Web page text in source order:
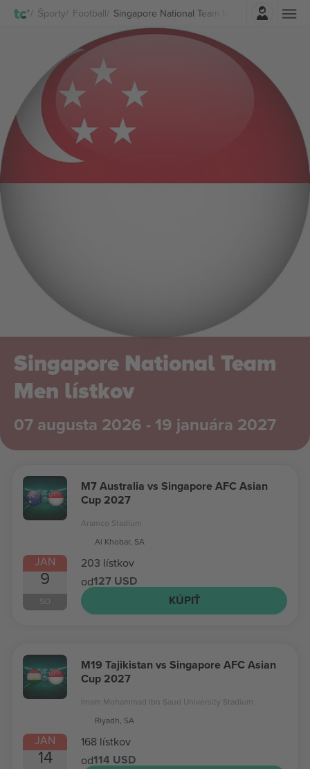
Športy Football Singapore National Team Men lístkov
Prihlásenie
Singapore National Team
Men lístkov
07 augusta 2026 - 19 januára 2027
JAN
9
SO
M7 Australia vs Singapore AFC Asian
Cup 2027
Aramco Stadium
Al Khobar, SA
203 lístkov
od127 USD
KÚPIŤ
JAN
14
M19 Tajikistan vs Singapore AFC Asian
Cup 2027
Imam Mohammad Ibn Saud University Stadium
Riyadh, SA
168 lístkov
od114 USD